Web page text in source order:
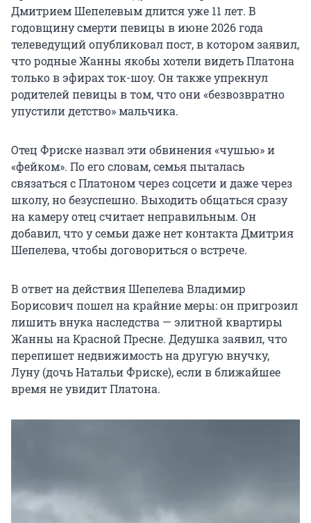
Дмитрием Шепелевым длится уже 11 лет. В
годовщину смерти певицы в июне 2026 года
телеведущий опубликовал пост, в котором заявил,
что родные Жанны якобы хотели видеть Платона
только в эфирах ток-шоу. Он также упрекнул
родителей певицы в том, что они «безвозвратно
упустили детство» мальчика.
Отец Фриске назвал эти обвинения «чушью» и
«фейком». По его словам, семья пыталась
связаться с Платоном через соцсети и даже через
школу, но безуспешно. Выходить общаться сразу
на камеру отец считает неправильным. Он
добавил, что у семьи даже нет контакта Дмитрия
Шепелева, чтобы договориться о встрече.
В ответ на действия Шепелева Владимир
Борисович пошел на крайние меры: он пригрозил
лишить внука наследства — элитной квартиры
Жанны на Красной Пресне. Дедушка заявил, что
перепишет недвижимость на другую внучку,
Луну (дочь Натальи Фриске), если в ближайшее
время не увидит Платона.